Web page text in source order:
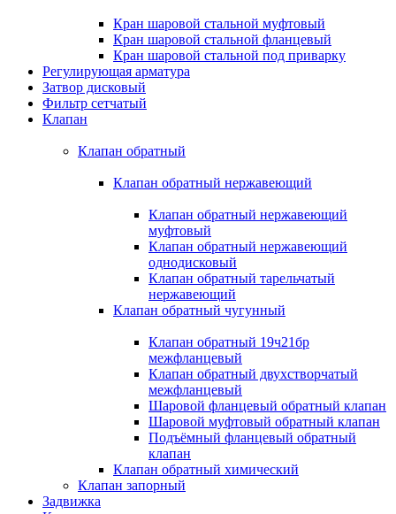
Кран шаровой стальной муфтовый
Кран шаровой стальной фланцевый
Кран шаровой стальной под приварку
Регулирующая арматура
Затвор дисковый
Фильтр сетчатый
Клапан
Клапан обратный
Клапан обратный нержавеющий
Клапан обратный нержавеющий
муфтовый
Клапан обратный нержавеющий
однодисковый
Клапан обратный тарельчатый
нержавеющий
Клапан обратный чугунный
Клапан обратный 19ч21бр
межфланцевый
Клапан обратный двухстворчатый
межфланцевый
Шаровой фланцевый обратный клапан
Шаровой муфтовый обратный клапан
Подъёмный фланцевый обратный
клапан
Клапан обратный химический
Клапан запорный
Задвижка